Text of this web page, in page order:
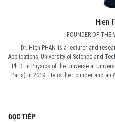
Hien
FOUNDER OF THE
Dr. Hien PHAN is a lecturer and
Applications, University of Science and
Ph.D. in Physics of the Universe at
Paris) in 2019. He is the Founder and an
ĐỌC TIẾP